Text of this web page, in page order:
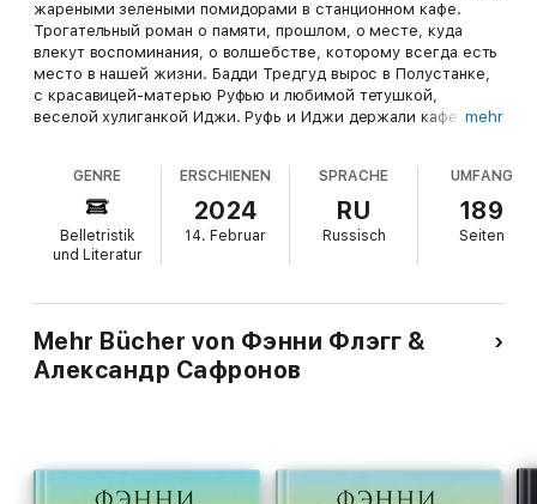
жареными зелеными помидорами в станционном кафе.
Трогательный роман о памяти, прошлом, о месте, куда
влекут воспоминания, о волшебстве, которому всегда есть
место в нашей жизни. Бадди Тредгуд вырос в Полустанке,
с красавицей-матерью Руфью и любимой тетушкой,
веселой хулиганкой Иджи. Руфь и Иджи держали кафе,
жители его разъехались кто куда, все заросло бурьяном,
дома стояли заколоченными. Печаль и тишина объяли
некогда живой и веселый Полустанок, он превратился в
город-призрак. Бадди давно уже не только вырос, но и
состарился. И все сильнее в нем становилось желание
заглянуть в кафе… И однажды он решается на бегство туда,
где он был так счастлив, где жили лучшие люди на земле. В
этом ностальгическом приключении к нему присоединятся
mehr
GENRE
Belletristik
und Literatur
ERSCHIENEN
2024
14. Februar
SPRACHE
RU
Russisch
UMFANG
189
Seiten
Mehr Bücher von Фэнни Флэгг &
Александр Сафронов